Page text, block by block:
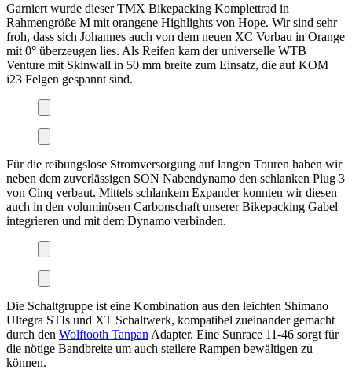
Garniert wurde dieser TMX Bikepacking Komplettrad in
Rahmengröße M mit orangene Highlights von Hope. Wir sind sehr
froh, dass sich Johannes auch von dem neuen XC Vorbau in Orange
mit 0° überzeugen lies. Als Reifen kam der universelle WTB
Venture mit Skinwall in 50 mm breite zum Einsatz, die auf KOM
i23 Felgen gespannt sind.
Für die reibungslose Stromversorgung auf langen Touren haben wir
neben dem zuverlässigen SON Nabendynamo den schlanken Plug 3
von Cinq verbaut. Mittels schlankem Expander konnten wir diesen
auch in den voluminösen Carbonschaft unserer Bikepacking Gabel
integrieren und mit dem Dynamo verbinden.
Die Schaltgruppe ist eine Kombination aus den leichten Shimano
Ultegra STIs und XT Schaltwerk, kompatibel zueinander gemacht
durch den Wolftooth Tanpan Adapter. Eine Sunrace 11-46 sorgt für
die nötige Bandbreite um auch steilere Rampen bewältigen zu
können.